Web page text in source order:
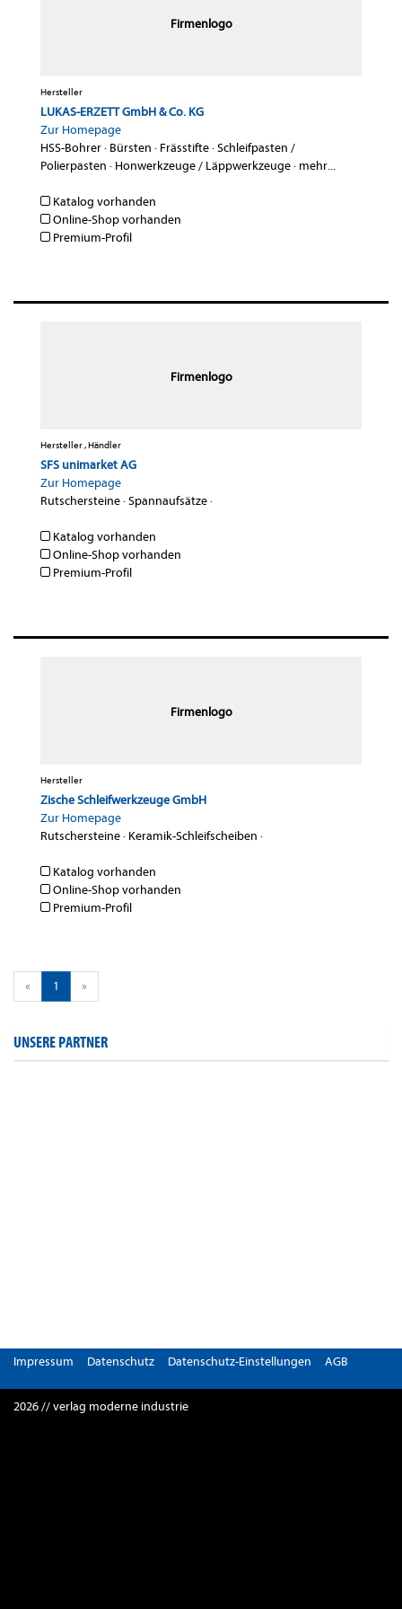
Firmenlogo
Hersteller
LUKAS-ERZETT GmbH & Co. KG
Zur Homepage
HSS-Bohrer· Bürsten · Frässtifte·Schleifpasten /
Polierpasten · Honwerkzeuge / Läppwerkzeuge· mehr...
Katalog vorhanden
Online-Shop vorhanden
Premium-Profil
Firmenlogo
Hersteller , Händler
SFS unimarket AG
Zur Homepage
Rutschersteine·Spannaufsätze·
Katalog vorhanden
Online-Shop vorhanden
Premium-Profil
Firmenlogo
Hersteller
Zische Schleifwerkzeuge GmbH
Zur Homepage
Rutschersteine· Keramik-Schleifscheiben ·
Katalog vorhanden
Online-Shop vorhanden
Premium-Profil
« 1 »
UNSERE PARTNER
Impressum Datenschutz Datenschutz-Einstellungen AGB
2026 // verlag moderne industrie